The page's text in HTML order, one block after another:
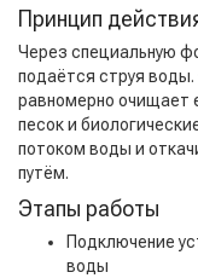
Принцип
Через специальную
подаётся струя
равномерно очищает
песок и
потоком воды и
путём.
Этапы работы
Подключение
воды